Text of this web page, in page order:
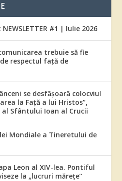
NEWSLETTER #1 | Iulie 2026
trebuie să fie
respectul față de
se desfășoară colocviul
la Față a lui Hristos”,
Sfântului Ioan al Crucii
Mondiale a Tineretului de
Leon al XIV-lea. Pontiful
la „lucruri mărețe”